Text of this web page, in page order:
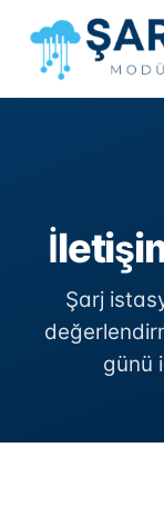
Şarj
günü